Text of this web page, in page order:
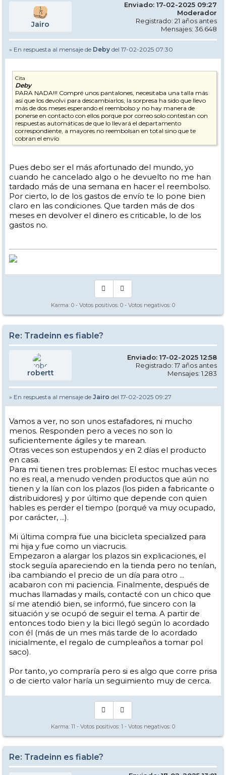
Jairo
Enviado: 17-02-2025 09:27
Moderador
Registrado: 21 años antes
Mensajes: 36.648
» En respuesta al mensaje de Deby del 17-02-2025 07:30
Cita
Deby
PARA NADA!!! Compré unos pantalones, necesitaba una talla más
así que los devolvi para descambiarlos, la sorpresa ha sido que llevo
más de dos meses esperando el reembolso y no hay manera de
ponerse en contacto con ellos porque por correo solo contestan con
respuestas automáticas de que lo llevará el departamento
correspondiente, a mayores no reembolsan en total sino que te
cobran el envío
Pues debo ser el más afortunado del mundo, yo
cuando he cancelado algo o he devuelto no me han
tardado más de una semana en hacer el reembolso.
Por cierto, lo de los gastos de envío te lo pone bien
claro en las condiciones. Que tarden más de dos
meses en devolver el dinero es criticable, lo de los
gastos no.
Karma: 0 - Votos positivos: 0 - Votos negativos: 0
Re: Tradeinn es fiable?
robertt
Enviado: 17-02-2025 12:58
Registrado: 17 años antes
Mensajes: 1.283
» En respuesta al mensaje de Jairo del 17-02-2025 09:27
Vamos a ver, no son unos estafadores, ni mucho
menos. Responden pero a veces no son lo
suficientemente ágiles y te marean.
Otras veces son estupendos y en 2 días el producto
en casa.
Para mi tienen tres problemas: El estoc muchas veces
no es real, a menudo venden productos que aún no
tienen y la lían con los plazos (los piden a fabricante o
distribuidores) y por último que depende con quien
hables es perder el tiempo (porqué va muy ocupado,
por carácter, ...).
Mi última compra fue una bicicleta specialized para
mi hija y fue como un viacrucis.
Empezaron a alargar los plazos sin explicaciones, el
stock seguía apareciendo en la tienda pero no tenían,
iba cambiando el precio de un día para otro ...
acabaron con mi paciencia. Finalmente, después de
muchas llamadas y mails, contacté con un chico que
sí me atendió bien, se informó, fue sincero con la
situación y se ocupó de seguir el tema. A partir de
entonces todo bien y la bici llegó según lo acordado
con él (más de un mes más tarde de lo acordado
inicialmente, el regalo de cumpleaños a tomar pol
saco).
Por tanto, yo compraría pero si es algo que corre prisa
o de cierto valor haría un seguimiento muy de cerca.
Karma: 11 - Votos positivos: 1 - Votos negativos: 0
Re: Tradeinn es fiable?